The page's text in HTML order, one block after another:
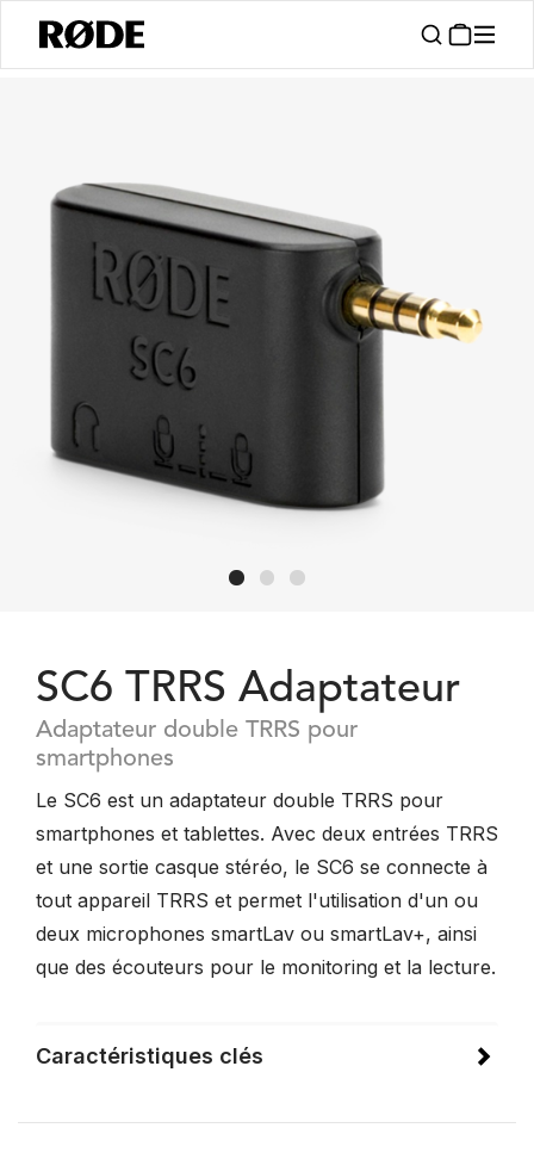
SC6 TRRS Adaptateur
Adaptateur double TRRS pour
smartphones
Le SC6 est un adaptateur double TRRS pour
smartphones et tablettes. Avec deux entrées TRRS
et une sortie casque stéréo, le SC6 se connecte à
tout appareil TRRS et permet l'utilisation d'un ou
deux microphones smartLav ou smartLav+, ainsi
que des écouteurs pour le monitoring et la lecture.
Caractéristiques clés